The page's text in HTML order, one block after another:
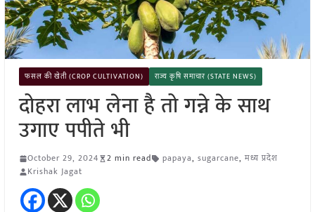
फसल की खेती (CROP CULTIVATION) राज्य कृषि समाचार (STATE NEWS)
दोहरा लाभ लेना है तो गन्ने के साथ
उगाए पपीते भी
October 29, 2024 2 min read papaya, sugarcane, मध्य प्रदेश
Krishak Jagat